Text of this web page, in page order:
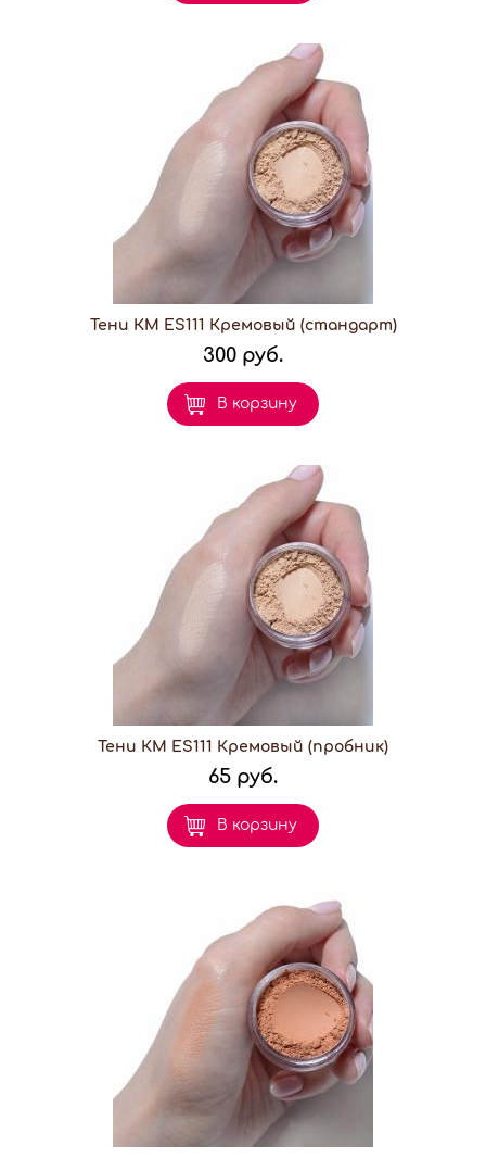
Тени КМ ES111 Кремовый (стандарт)
300 руб.
В корзину
Тени КМ ES111 Кремовый (пробник)
65 руб.
В корзину